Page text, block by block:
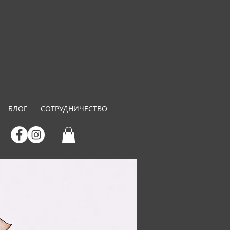
БЛОГ СОТРУДНИЧЕСТВО